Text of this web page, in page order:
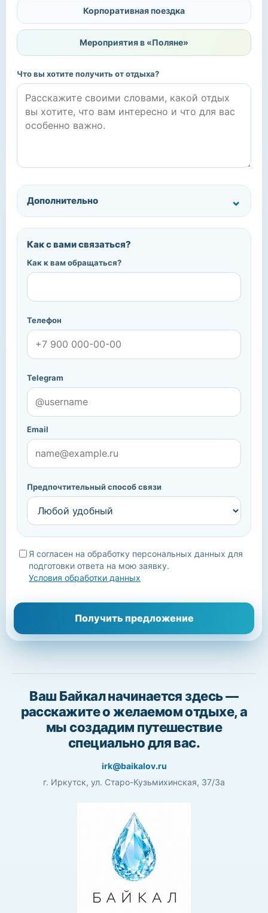
Корпоративная поездка
Мероприятия в «Поляне»
Что вы хотите получить от отдыха?
Дополнительно
Как с вами связаться?
Как к вам обращаться?
Телефон
Telegram
Email
Предпочтительный способ связи
Я согласен на обработку персональных данных для
подготовки ответа на мою заявку.
Условия обработки данных
Получить предложение
свяжемся с вами.
Ваш Байкал начинается здесь —
расскажите о желаемом отдыхе, а
мы создадим путешествие
специально для вас.
irk@baikalov.ru
г. Иркутск, ул. Старо-Кузьмихинская, 37/3а